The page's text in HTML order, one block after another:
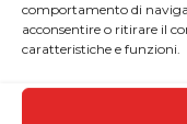
comportamento di
acconsentire o ritirare il
caratteristiche e funzioni.